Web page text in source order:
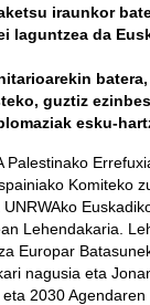
iraunkor
laguntzea da
guztiz
esku-
Palestinako
Komiteko
Lehendakaria.
Europar
nagusia eta
2030